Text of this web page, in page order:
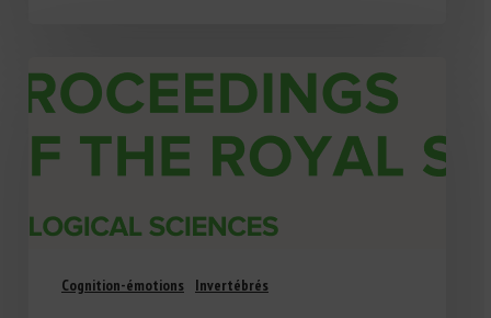
Cognition-émotions Invertébrés